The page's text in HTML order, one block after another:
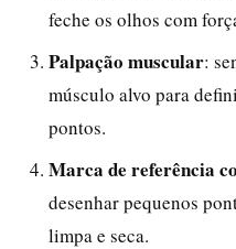
feche os olhos com
Palpação muscular:
músculo alvo para
pontos.
Marca de referência
desenhar pequenos
limpa e seca.